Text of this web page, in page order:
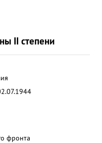
II степени
фронта